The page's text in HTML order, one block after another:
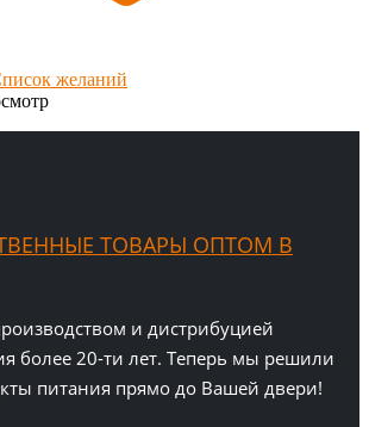
желаний
ТОВАРЫ ОПТОМ В
и дистрибуцией
более 20-ти лет. Теперь мы решили
питания прямо до Вашей двери!